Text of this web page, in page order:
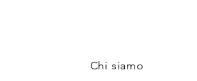
Chi siamo